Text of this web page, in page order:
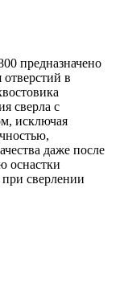
предназначено
в
сверла с
исключая
даже после
оснастки
при сверлении